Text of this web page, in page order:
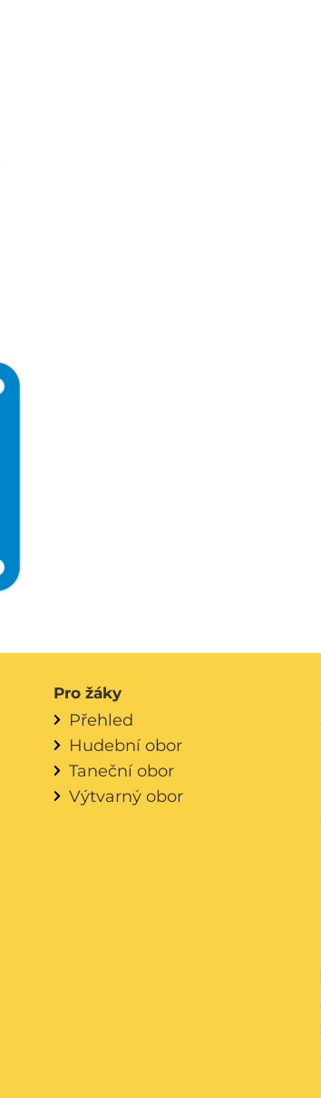
Pro žáky
Přehled
Hudební obor
Taneční obor
Výtvarný obor